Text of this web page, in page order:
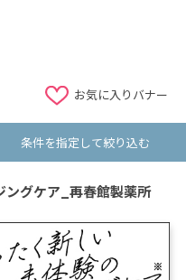
お気に入りバナー
条件を指定して絞り込む
ングケア_再春館製薬所